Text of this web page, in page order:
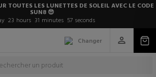
TOUTES LES LUNETTES DE SOLEIL AVEC LE CODE
SUN8 😎
23 hours 31 minutes 56 seconds
Changer